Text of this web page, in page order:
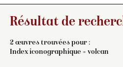
Résultat de
2 œuvres trouvées pour :
Index iconographique = volcan